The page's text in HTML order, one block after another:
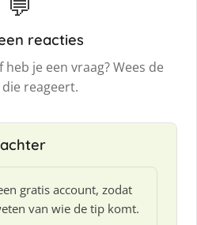
reacties
je een vraag? Wees de
reageert.
gratis account, zodat
van wie de tip komt.